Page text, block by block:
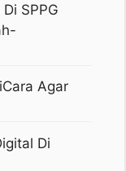
SPPG
Cara Agar